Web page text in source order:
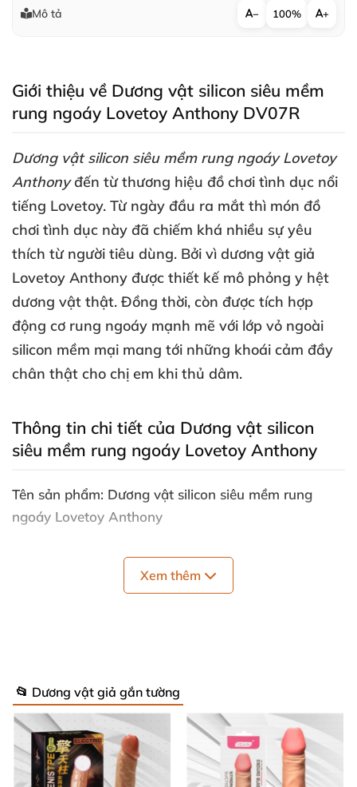
Mô tả − 100% +
Giới thiệu về Dương vật silicon siêu mềm
rung ngoáy Lovetoy Anthony DV07R
Dương vật silicon siêu mềm rung ngoáy Lovetoy
Anthonyđến từ thương hiệu đồ chơi tình dục nổi
tiếng Lovetoy. Từ ngày đầu ra mắt thì món đồ
chơi tình dục này đã chiếm khá nhiều sự yêu
thích từ người tiêu dùng. Bởi vì dương vật giả
Lovetoy Anthony được thiết kế mô phỏng y hệt
dương vật thật. Đồng thời, còn được tích hợp
động cơ rung ngoáy mạnh mẽ với lớp vỏ ngoài
silicon mềm mại mang tới những khoái cảm đầy
chân thật cho chị em khi thủ dâm.
Thông tin chi tiết của Dương vật silicon
siêu mềm rung ngoáy Lovetoy Anthony
Tên sản phẩm: Dương vật silicon siêu mềm rung
ngoáy Lovetoy Anthony
Mã sản phẩm: DV07R
Thể loại: Dương vật giả đa năng, Đồ chơi cho nữ
Đối tượng sử dụng: Nữvà
Chất liệu: Silicone 2 lớp giống như thật
Kích thước: 21.5cm x 4cm
Xem thêm
📂 Dương vật giả gắn tường